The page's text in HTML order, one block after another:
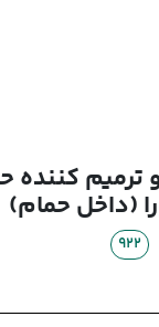
کننده
(داخل حمام)
922